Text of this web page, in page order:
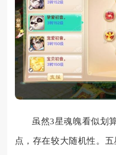
虽然3星魂魄看似划
点，存在较大随机性。